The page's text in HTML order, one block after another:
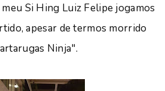
Si Hing Luiz Felipe jogamos
apesar de termos morrido
Ninja".